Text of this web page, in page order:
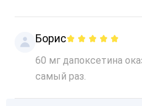
Борис
60 мг дапоксетина
самый раз.